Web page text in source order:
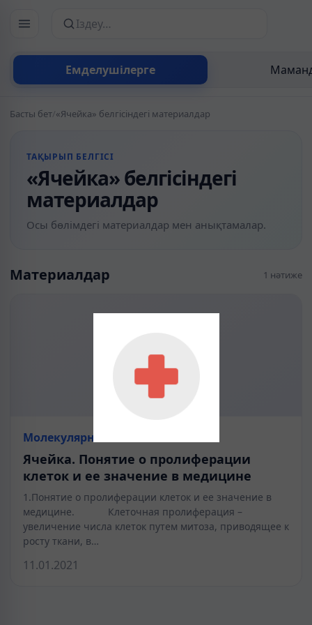
Емделушілерге
Сайттан іздеу
Басты бет/«Ячейка» белгісіндегі материалдар
ТАҚЫРЫП БЕЛГІСІ
«Ячейка» белгісіндегі
материалдар
Осы бөлімдегі материалдар мен анықтамалар.
Материалдар 1 нәтиже
Молекулярная биология
Ячейка. Понятие о пролиферации
клеток и ее значение в медицине
1.Понятие о пролиферации клеток и ее значение в
медицине. Клеточная пролиферация –
увеличение числа клеток путем митоза, приводящее к
росту ткани, в…
11.01.2021